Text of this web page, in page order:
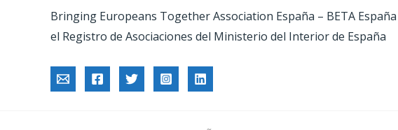
Bringing Europeans Together Association España – BETA
el Registro de Asociaciones del Ministerio del Interior de España